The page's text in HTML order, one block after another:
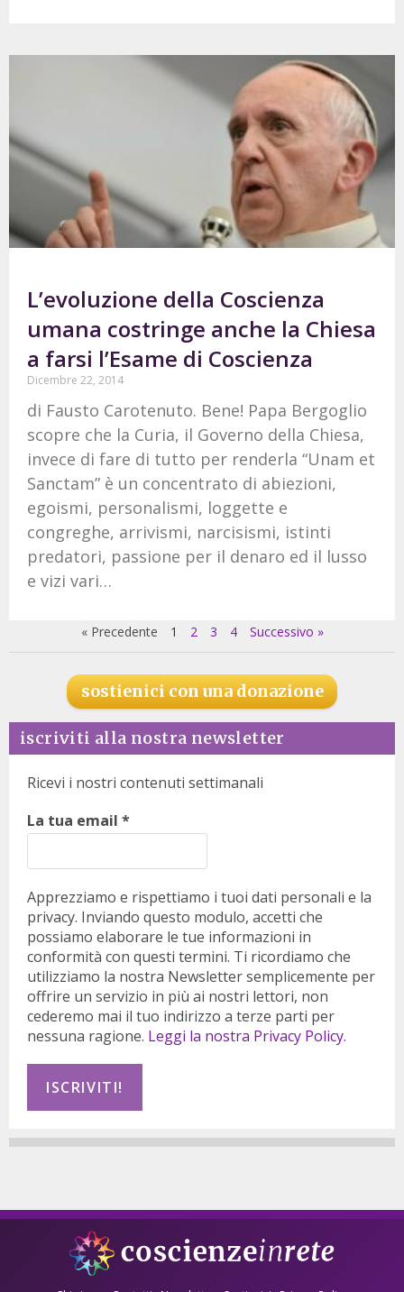
L’evoluzione della Coscienza
umana costringe anche la Chiesa
a farsi l’Esame di Coscienza
Dicembre 22, 2014
di Fausto Carotenuto. Bene! Papa Bergoglio
scopre che la Curia, il Governo della Chiesa,
invece di fare di tutto per renderla “Unam et
Sanctam” è un concentrato di abiezioni,
egoismi, personalismi, loggette e
congreghe, arrivismi, narcisismi, istinti
predatori, passione per il denaro ed il lusso
e vizi vari…
« Precedente 1 2 3 4 Successivo »
sostienici con una donazione
iscriviti alla nostra newsletter
Ricevi i nostri contenuti settimanali
La tua email *
Apprezziamo e rispettiamo i tuoi dati personali e la
privacy. Inviando questo modulo, accetti che
possiamo elaborare le tue informazioni in
conformità con questi termini. Ti ricordiamo che
utilizziamo la nostra Newsletter semplicemente per
offrire un servizio in più ai nostri lettori, non
cederemo mai il tuo indirizzo a terze parti per
nessuna ragione. Leggi la nostra Privacy Policy.